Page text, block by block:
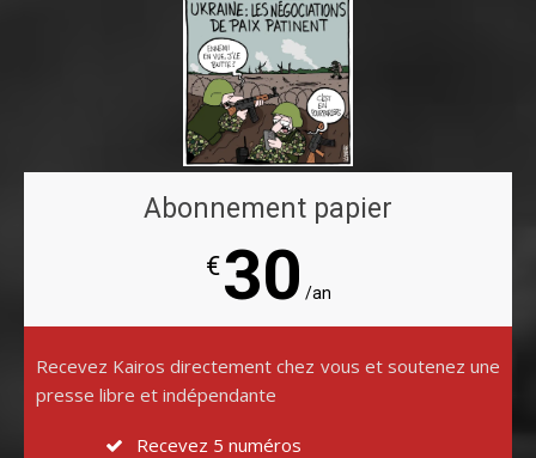
Abonnement papier
€30 /an
Recevez Kairos directement chez vous et soutenez une
presse libre et indépendante
Recevez 5 numéros